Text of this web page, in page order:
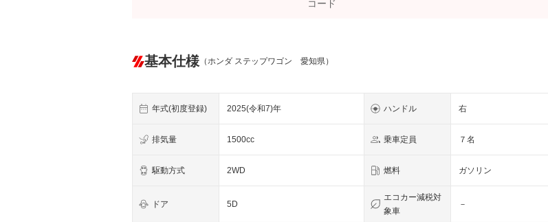
基本仕様 （ホンダ ステップワゴン 愛知県）
年式(初度登録) 2025(令和7)年 ハンドル 右
排気量 1500cc 乗車定員 ７名
駆動方式 2WD 燃料 ガソリン
ドア 5D
エコカー減税対
象車
－